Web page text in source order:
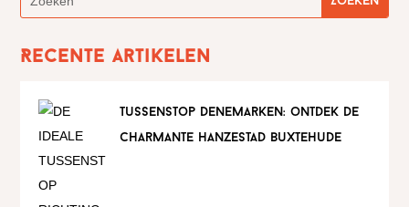
Recente artikelen
tussenstop denemarken: ontdek de
charmante hanzestad buxtehude